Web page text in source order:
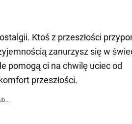
Ktoś z przeszłości
zanurzysz się w
pomogą ci na chwilę uciec od
przeszłości.